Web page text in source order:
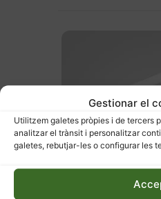
Gestionar el
Utilitzem galetes pròpies i de tercers
analitzar el trànsit i personalitzar
galetes, rebutjar-les o configurar les